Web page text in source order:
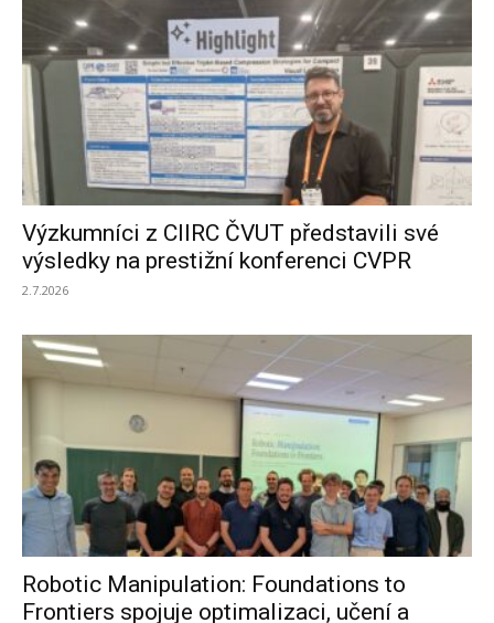
Výzkumníci z CIIRC ČVUT představili své
výsledky na prestižní konferenci CVPR
2.7.2026
Robotic Manipulation: Foundations to
Frontiers spojuje optimalizaci, učení a